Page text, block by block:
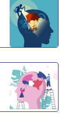
دور الذكاء
النمو النفسي
الذكاء العاطفي
حاسم من جوانب
النفسي، وخاصة
لأولئك الذين
أدوار...